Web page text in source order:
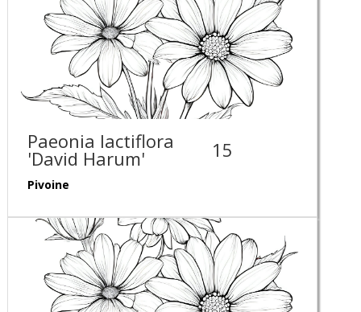
Paeonia lactiflora
'David Harum' 15
Pivoine